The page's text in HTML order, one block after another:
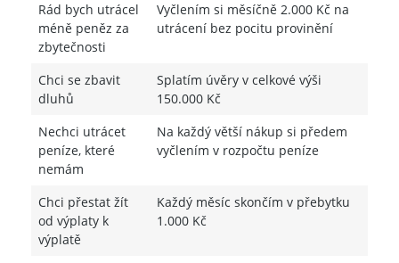
Rád bych utrácel
méně peněz za
zbytečnosti
Vyčlením si měsíčně 2.000 Kč na
utrácení bez pocitu provinění
Chci se zbavit
dluhů
Splatím úvěry v celkové výši
150.000 Kč
Nechci utrácet
peníze, které
nemám
Na každý větší nákup si předem
vyčlením v rozpočtu peníze
Chci přestat žít
od výplaty k
výplatě
Každý měsíc skončím v přebytku
1.000 Kč